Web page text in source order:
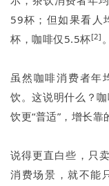
59杯；但如果看人
杯，咖啡仅5.5杯[2] 。
虽然咖啡消费者年
饮。这说明什么？
饮更“普适”，增长靠
说得更直白些，只
消费场景，就不能